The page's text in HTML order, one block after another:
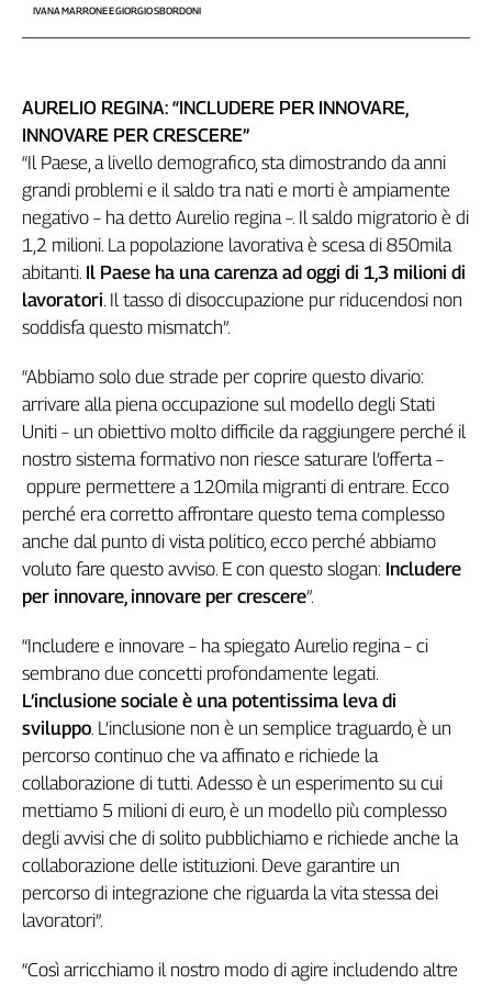
Contatti
La
redazione
Newsletter
Social
IVANA MARRONE E GIORGIO SBORDONI
AURELIO REGINA: “INCLUDERE PER INNOVARE,
INNOVARE PER CRESCERE”
“Il Paese, a livello demografico, sta dimostrando da anni
grandi problemi e il saldo tra nati e morti è ampiamente
negativo – ha detto Aurelio regina –. Il saldo migratorio è di
1,2 milioni. La popolazione lavorativa è scesa di 850mila
abitanti. Il Paese ha una carenza ad oggi di 1,3 milioni di
lavoratori. Il tasso di disoccupazione pur riducendosi non
soddisfa questo mismatch”.
“Abbiamo solo due strade per coprire questo divario:
arrivare alla piena occupazione sul modello degli Stati
Uniti – un obiettivo molto difficile da raggiungere perché il
nostro sistema formativo non riesce saturare l’offerta –
oppure permettere a 120mila migranti di entrare. Ecco
perché era corretto affrontare questo tema complesso
anche dal punto di vista politico, ecco perché abbiamo
voluto fare questo avviso. E con questo slogan: Includere
per innovare, innovare per crescere”.
“Includere e innovare – ha spiegato Aurelio regina – ci
sembrano due concetti profondamente legati.
L’inclusione sociale è una potentissima leva di
sviluppo. L’inclusione non è un semplice traguardo, è un
percorso continuo che va affinato e richiede la
collaborazione di tutti. Adesso è un esperimento su cui
mettiamo 5 milioni di euro, è un modello più complesso
degli avvisi che di solito pubblichiamo e richiede anche la
collaborazione delle istituzioni. Deve garantire un
percorso di integrazione che riguarda la vita stessa dei
lavoratori”.
“Così arricchiamo il nostro modo di agire includendo altre